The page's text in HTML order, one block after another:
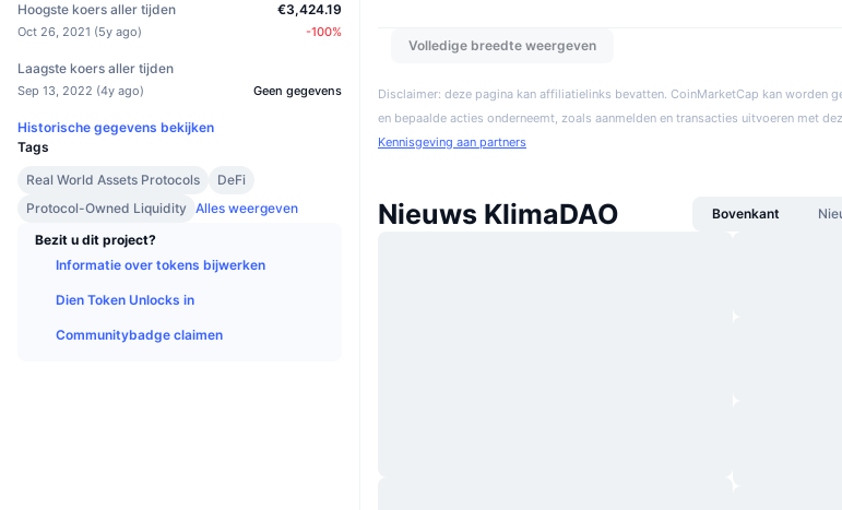
Hoogste koers aller tijden
Oct 26, 2021 (5y ago)
€3,424.19
-100%
Laagste koers aller tijden
Sep 13, 2022 (4y ago) Geen gegevens
Historische gegevens bekijken
Tags
Real World Assets Protocols
DeFi
Protocol-Owned Liquidity Alles weergeven
Bezit u dit project?
Informatie over tokens bijwerken
Dien Token Unlocks in
Communitybadge claimen
Volledige breedte weergeven
Disclaimer: deze pagina kan affiliatielinks bevatten. CoinMarketCap kan worden
en bepaalde acties onderneemt, zoals aanmelden en transacties uitvoeren met
Kennisgeving aan partners
Nieuws KlimaDAO Bovenkant